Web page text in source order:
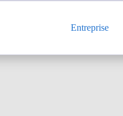
Entreprise